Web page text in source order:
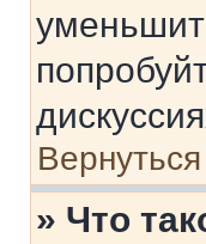
» Что